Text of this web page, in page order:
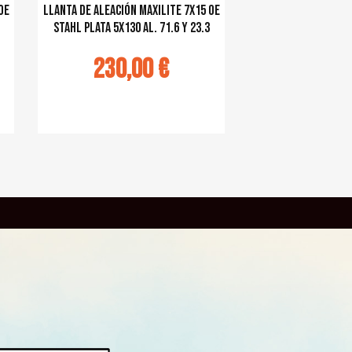
Llanta de aleación MAXILITE 7x15 OE
Stahl plata 5x130 al. 71.6 Y 23.3
230,00 €